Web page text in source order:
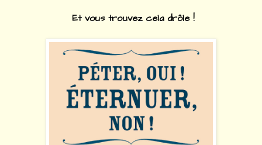
Et vous trouvez cela drôle !